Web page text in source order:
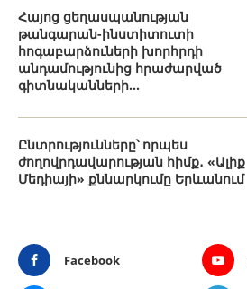
Հայոց ցեղասպանության
թանգարան-ինստիտուտի
հոգաբարձուների խորհրդի
անդամությունից հրաժարված
գիտնականների...
Ընտրությունները՝ որպես
ժողովրդավարության հիմք․ «Ալիք
Մեդիայի» քննարկումը Երևանում
Facebook